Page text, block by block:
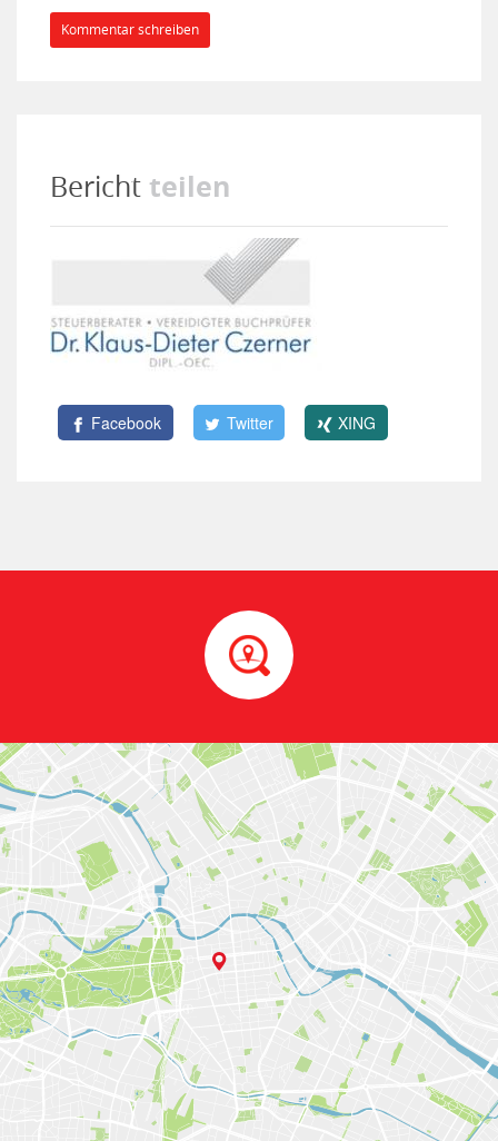
Kommentar schreiben
Bericht teilen
Facebook Twitter XING